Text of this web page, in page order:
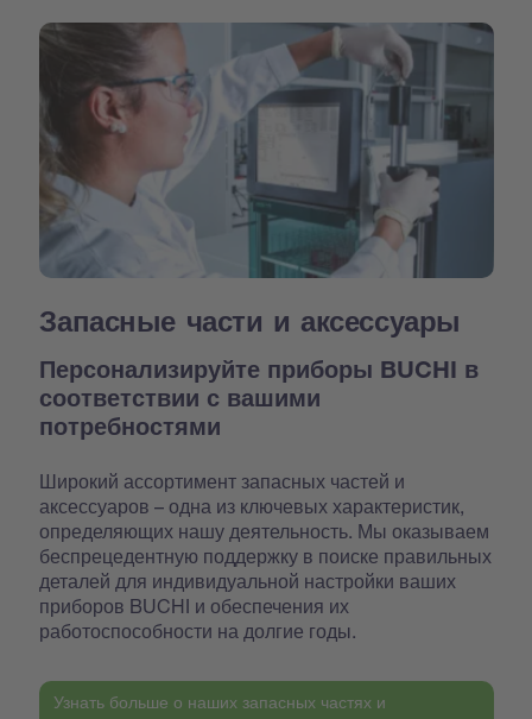
Запасные части и аксессуары
Персонализируйте приборы BUCHI в
соответствии с вашими
потребностями
Широкий ассортимент запасных частей и
аксессуаров – одна из ключевых характеристик,
определяющих нашу деятельность. Мы оказываем
беспрецедентную поддержку в поиске правильных
деталей для индивидуальной настройки ваших
приборов BUCHI и обеспечения их
работоспособности на долгие годы.
Узнать больше о наших запасных частях и